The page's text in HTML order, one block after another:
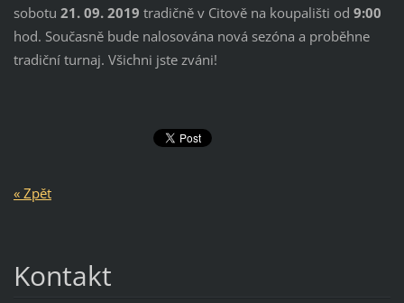
sobotu 21. 09. 2019 tradičně v Citově na koupališti od 9:00
hod. Současně bude nalosována nová sezóna a proběhne
tradiční turnaj. Všichni jste zváni!
« Zpět
Kontakt